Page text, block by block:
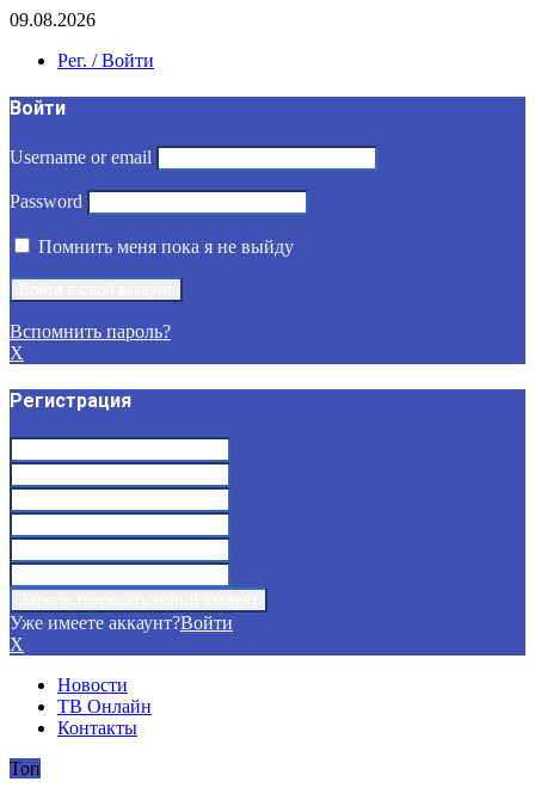
09.08.2026
Рег. / Войти
Войти
Username or email
Password
Помнить меня пока я не выйду
Вспомнить пароль?
X
Регистрация
Уже имеете аккаунт?Войти
X
Новости
ТВ Онлайн
Контакты
Топ